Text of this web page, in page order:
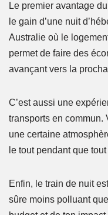
Le premier avantage
le gain d’une nuit
Australie où le
permet de faire des
avançant vers la
C’est aussi une
transports en commun.
une certaine
le tout pendant que
Enfin, le train de nuit
sûre moins polluant